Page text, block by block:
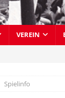
VEREIN
Spielinfo